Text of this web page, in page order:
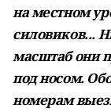
на местном
силовиков...
масштаб они
под носом.
номерам